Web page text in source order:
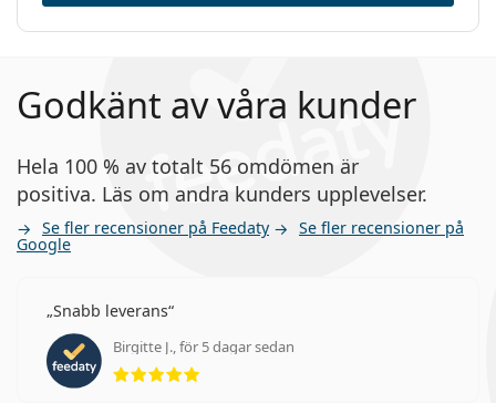
Godkänt av våra kunder
Hela 100 % av totalt 56 omdömen är
positiva. Läs om andra kunders upplevelser.
Se fler recensioner på Feedaty Se fler recensioner på
Google
Snabb leverans
Birgitte J., för 5 dagar sedan
Betyg 5 av 5